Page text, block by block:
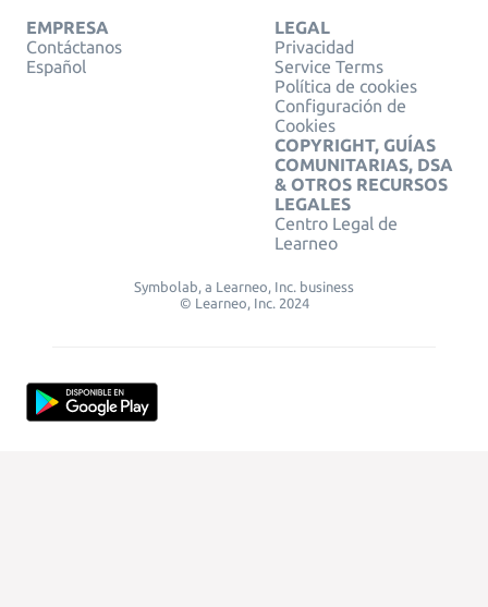
EMPRESA
Contáctanos
Español
LEGAL
Privacidad
Service Terms
Política de cookies
Configuración de
Cookies
COPYRIGHT, GUÍAS
COMUNITARIAS, DSA
& OTROS RECURSOS
LEGALES
Centro Legal de
Learneo
Symbolab, a Learneo, Inc. business
© Learneo, Inc. 2024